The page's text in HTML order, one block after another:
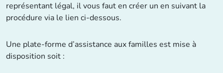
représentant légal, il vous faut en créer un en suivant la
procédure via le lien ci-dessous.
Une plate-forme d’assistance aux familles est mise à
disposition soit :